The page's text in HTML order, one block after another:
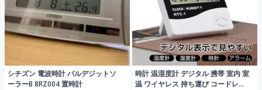
シチズン 電波時計 パルデジットソ
ーラーB 8RZ004 置時計
時計 温湿度計 デジタル 携帯 室内 室
温 ワイヤレス 持ち運び コードレス